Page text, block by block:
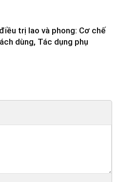
trị lao và phong: Cơ chế
dùng, Tác dụng phụ